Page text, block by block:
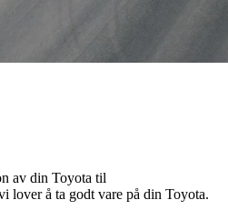
av din Toyota til
lover å ta godt vare på din Toyota.